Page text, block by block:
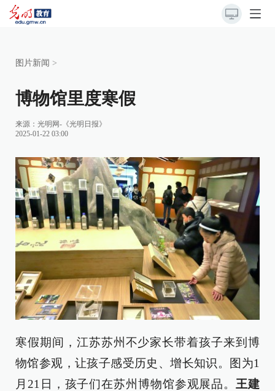
图片新闻 >
博物馆里度寒假
来源： 光明网-《光明日报》
2025-01-22 03:00
寒假期间，江苏苏州不少家长带着孩子来到博
物馆参观，让孩子感受历史、增长知识。图为1
月21日，孩子们在苏州博物馆参观展品。 王建